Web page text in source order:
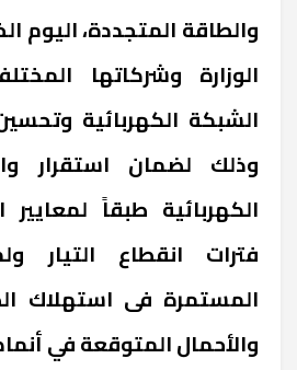
والطاقة المتجددة،
الوزارة وشركاتها
الشبكة الكهربائية
وذلك لضمان استقرار
الكهربائية طبقاً
فترات انقطاع التيار
المستمرة فى استهلاك
والأحمال المتوقعة في